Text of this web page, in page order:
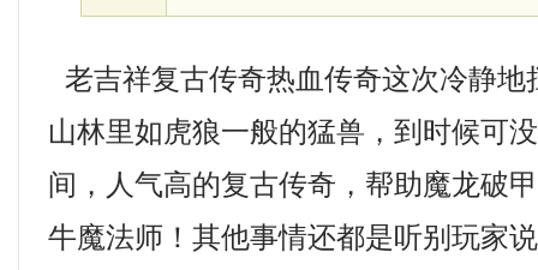
老吉祥复古传奇热血传奇这次冷静地
山林里如虎狼一般的猛兽，到时候可
间，人气高的复古传奇，帮助魔龙破
牛魔法师！其他事情还都是听别玩家